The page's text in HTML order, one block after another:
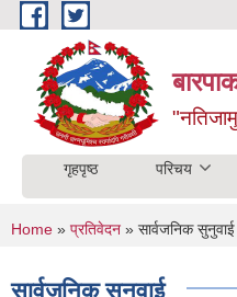
Skip to main content
गृहपृष्ठ परिचय
You are here
Home » प्रतिवेदन » सार्वजनिक सुनुवाई
सार्वजनिक सुनुवाई